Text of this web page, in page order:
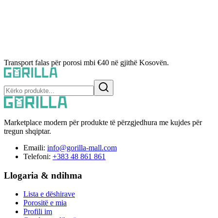
Transport falas për porosi mbi €40 në gjithë Kosovën.
Marketplace modern për produkte të përzgjedhura me kujdes për
tregun shqiptar.
Emaili: info@gorilla-mall.com
Telefoni: +383 48 861 861
Llogaria & ndihma
Lista e dëshirave
Porositë e mia
Profili im